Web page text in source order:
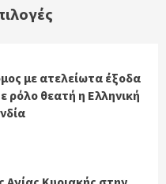
με ατελείωτα έξοδα
ρόλο θεατή η Ελληνική